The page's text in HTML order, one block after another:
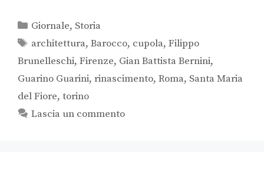
Giornale, Storia
architettura,Barocco, cupola,Filippo
Brunelleschi, Firenze, Gian Battista Bernini,
Guarino Guarini, rinascimento, Roma, Santa Maria
del Fiore, torino
Lascia un commento